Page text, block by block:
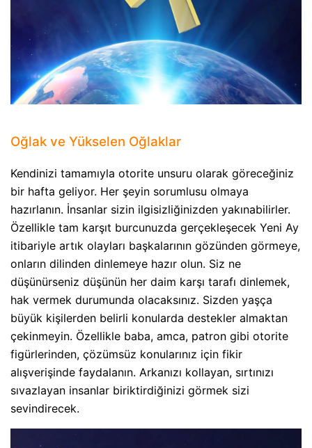
Oğlak ve Yükselen Oğlaklar
Kendinizi tamamıyla otorite unsuru olarak göreceğiniz
bir hafta geliyor. Her şeyin sorumlusu olmaya
hazırlanın. İnsanlar sizin ilgisizliğinizden yakınabilirler.
Özellikle tam karşıt burcunuzda gerçekleşecek Yeni Ay
itibariyle artık olayları başkalarının gözünden görmeye,
onların dilinden dinlemeye hazır olun. Siz ne
düşünürseniz düşünün her daim karşı tarafı dinlemek,
hak vermek durumunda olacaksınız. Sizden yaşça
büyük kişilerden belirli konularda destekler almaktan
çekinmeyin. Özellikle baba, amca, patron gibi otorite
figürlerinden, çözümsüz konularınız için fikir
alışverişinde faydalanın. Arkanızı kollayan, sırtınızı
sıvazlayan insanlar biriktirdiğinizi görmek sizi
sevindirecek.